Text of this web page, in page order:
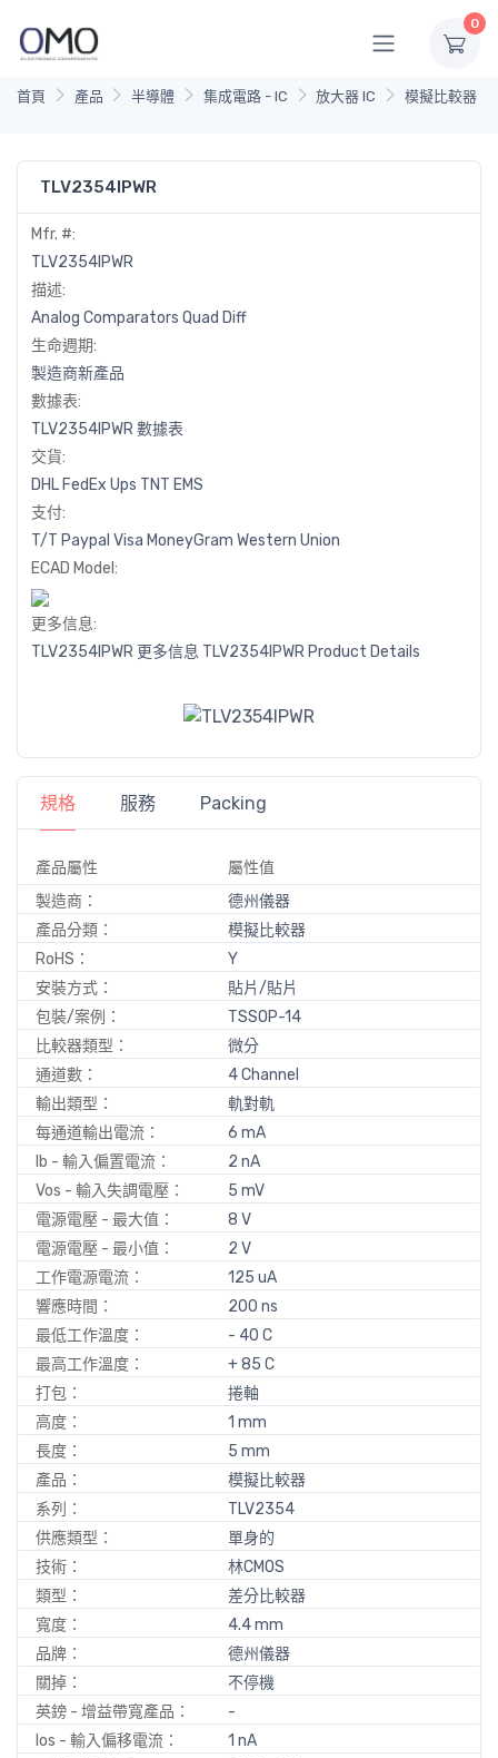
0
首頁 產品 半導體 集成電路 - IC 放大器 IC 模擬比較器
TLV2354IPWR
Mfr. #:
TLV2354IPWR
描述:
Analog Comparators Quad Diff
生命週期:
製造商新產品
數據表:
TLV2354IPWR 數據表
交貨:
DHL FedEx Ups TNT EMS
支付:
T/T Paypal Visa MoneyGram Western Union
ECAD Model:
更多信息:
TLV2354IPWR 更多信息 TLV2354IPWR Product Details
規格 服務 Packing
產品屬性
屬性值
製造商：
德州儀器
產品分類：
模擬比較器
RoHS：
Y
安裝方式：
貼片/貼片
包裝/案例：
TSSOP-14
比較器類型：
微分
通道數：
4 Channel
輸出類型：
軌對軌
每通道輸出電流：
6 mA
Ib - 輸入偏置電流：
2 nA
Vos - 輸入失調電壓：
5 mV
電源電壓 - 最大值：
8 V
電源電壓 - 最小值：
2 V
工作電源電流：
125 uA
響應時間：
200 ns
最低工作溫度：
- 40 C
最高工作溫度：
+ 85 C
打包：
捲軸
高度：
1 mm
長度：
5 mm
產品：
模擬比較器
系列：
TLV2354
供應類型：
單身的
技術：
林CMOS
類型：
差分比較器
寬度：
4.4 mm
品牌：
德州儀器
關掉：
不停機
英鎊 - 增益帶寬產品：
-
Ios - 輸入偏移電流：
1 nA